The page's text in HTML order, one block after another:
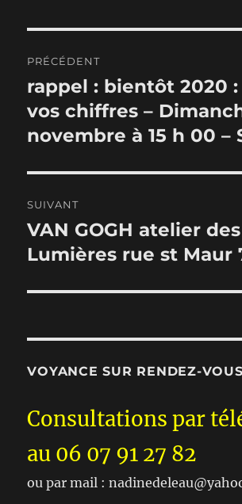
de
l’article
PRÉCÉDENT
Publication
précédente :
rappel : bientôt 2020
vos chiffres –
novembre à 15 h 00 –
SUIVANT
Publication
suivante :
VAN GOGH atelier des
Lumières rue st Maur
VOYANCE SUR RENDEZ-VOUS
Consultations par
au 06 07 91 27 82
ou par mail :